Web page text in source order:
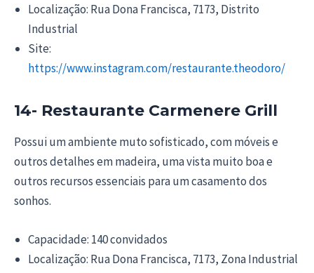
Localização: Rua Dona Francisca, 7173, Distrito
Industrial
Site:
https://www.instagram.com/restaurante.theodoro/
14- Restaurante Carmenere Grill
Possui um ambiente muto sofisticado, com móveis e
outros detalhes em madeira, uma vista muito boa e
outros recursos essenciais para um casamento dos
sonhos.
Capacidade: 140 convidados
Localização: Rua Dona Francisca, 7173, Zona Industrial